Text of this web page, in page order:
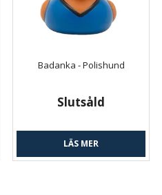
Badanka - Polishund
Slutsåld
LÄS MER